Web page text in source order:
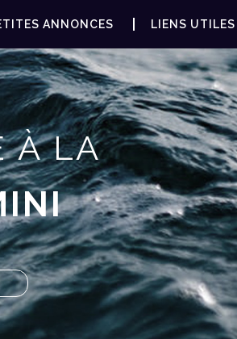
ANNONCES LIENS UTILES
À LA